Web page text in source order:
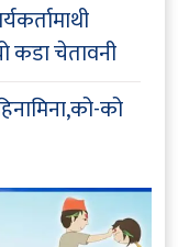
कडा चेतावनी
को